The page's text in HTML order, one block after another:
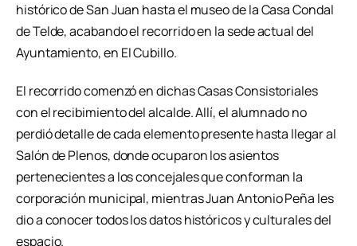
histórico de San Juan hasta el museo de la Casa Condal
de Telde, acabando el recorrido en la sede actual del
Ayuntamiento, en El Cubillo.
El recorrido comenzó en dichas Casas Consistoriales
con el recibimiento del alcalde. Allí, el alumnado no
perdió detalle de cada elemento presente hasta llegar al
Salón de Plenos, donde ocuparon los asientos
pertenecientes a los concejales que conforman la
corporación municipal, mientras Juan Antonio Peña les
dio a conocer todos los datos históricos y culturales del
espacio.